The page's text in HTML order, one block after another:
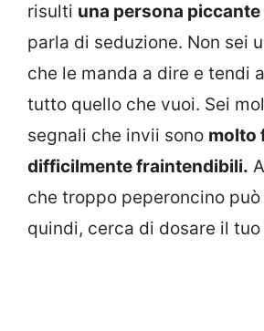
risulti una persona piccante
parla di seduzione. Non sei
che le manda a dire e tendi
tutto quello che vuoi. Sei
segnali che invii sono molto
difficilmente fraintendibili.
che troppo peperoncino
quindi, cerca di dosare il